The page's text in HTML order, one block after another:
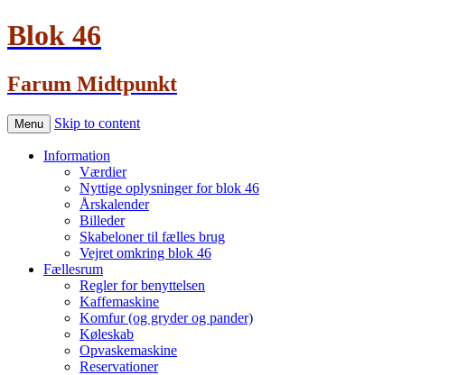
Blok 46
Farum Midtpunkt
Menu Skip to content
Information
Værdier
Nyttige oplysninger for blok 46
Årskalender
Billeder
Skabeloner til fælles brug
Vejret omkring blok 46
Fællesrum
Regler for benyttelsen
Kaffemaskine
Komfur (og gryder og pander)
Køleskab
Opvaskemaskine
Reservationer